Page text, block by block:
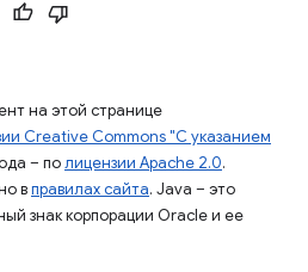
на этой странице
Creative Commons "С указанием
– полицензии Apache 2.0.
вправилах сайта. Java – это
знак корпорации Oracle и ее